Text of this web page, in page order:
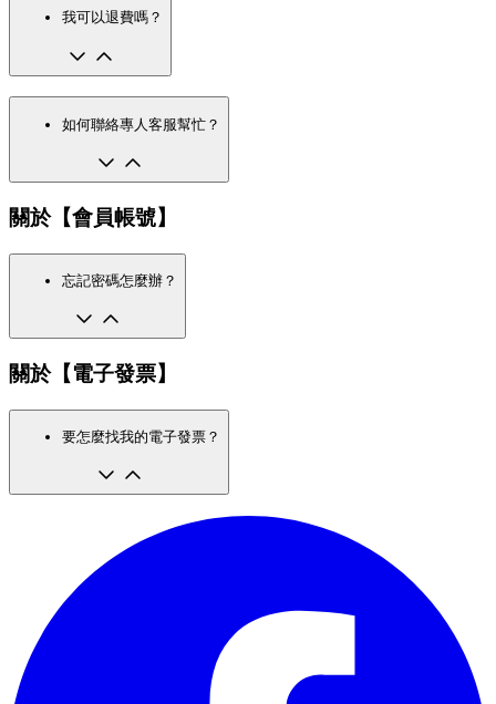
我可以退費嗎？
如何聯絡專人客服幫忙？
關於【會員帳號】
忘記密碼怎麼辦？
關於【電子發票】
要怎麼找我的電子發票？